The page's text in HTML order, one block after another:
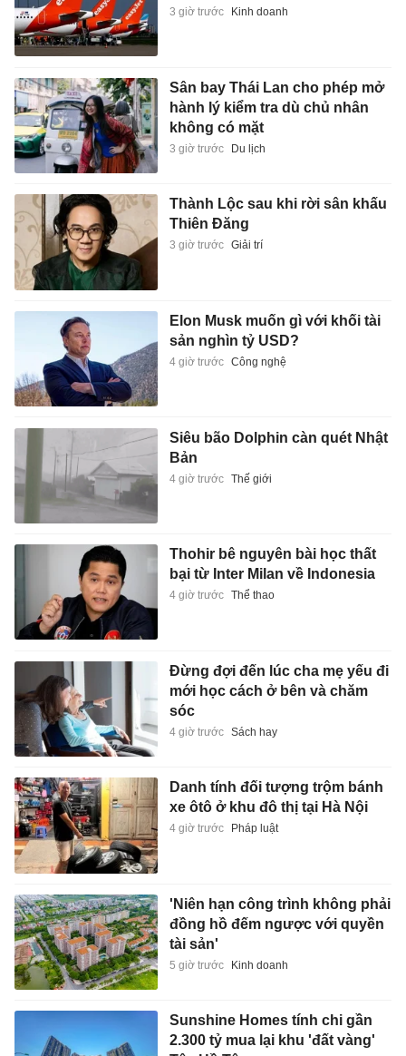
3 giờ trước Kinh doanh
Sân bay Thái Lan cho phép mở
hành lý kiểm tra dù chủ nhân
không có mặt
3 giờ trước Du lịch
Thành Lộc sau khi rời sân khấu
Thiên Đăng
3 giờ trước Giải trí
Elon Musk muốn gì với khối tài
sản nghìn tỷ USD?
4 giờ trước Công nghệ
Siêu bão Dolphin càn quét Nhật
Bản
4 giờ trước Thế giới
Thohir bê nguyên bài học thất
bại từ Inter Milan về Indonesia
4 giờ trước Thể thao
Đừng đợi đến lúc cha mẹ yếu đi
mới học cách ở bên và chăm
sóc
4 giờ trước Sách hay
Danh tính đối tượng trộm bánh
xe ôtô ở khu đô thị tại Hà Nội
4 giờ trước Pháp luật
'Niên hạn công trình không phải
đồng hồ đếm ngược với quyền
tài sản'
5 giờ trước Kinh doanh
Sunshine Homes tính chi gần
2.300 tỷ mua lại khu 'đất vàng'